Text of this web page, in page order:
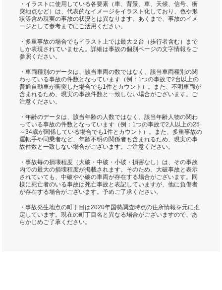
・イラストに使用している各要素（車、背景、車、天候、信号、衝
突地点など）は、代表的なイメージをイラスト化しており、色や形
状等含め現実の事故の状況とは異なります。あくまで、事故のイメ
ージとして参考までにご活用ください。
・多重事故の場合でもイラスト上では最大２台（歩行者含む）まで
しか表現されていません。詳細は事故の個別ページの文字情報をご
参照ください。
・車両種別のデータは、該当車両の数ではなく、該当車両種別の関
わっている事故の件数となっています（例：1つの事故で2台以上の
普通自動車が衝突した場合でも1件とカウント）。また、不明車両が
含まれるため、現実の事故件数と一致しない場合がございます。ご
注意ください。
・年齢のデータは、該当年齢の人数ではなく、該当年齢人物の関わ
っている事故の件数となっています（例：1つの事故で2人以上の25
～34歳が関係している場合でも1件とカウント）。また、多重事故の
運転手や同乗者など、年齢不明の関係者も含まれるため、現実の事
故件数と一致しない場合がございます。ご注意ください。
・事故毎の損壊程度（大破・中破・小破・損害なし）は、その事故
内での最大の損壊程度が掲載されます。そのため、大破事故と表示
されていても、中破や小破の車両が存在する場合がございます。同
様に死亡者のいる事故は死亡事故と表記していますが、他に負傷者
が存在する場合がございます。予めご了承ください。
・事故発生地点の町丁目は2020年国勢調査時点の住所情報を元に推
定しています。現在の町丁目名と異なる場合がございますので、あ
らかじめご了承ください。